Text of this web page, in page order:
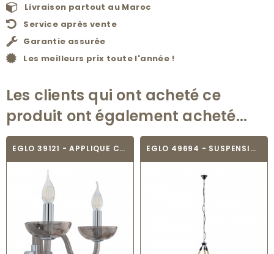
Livraison partout au Maroc
Service après vente
Garantie assurée
Les meilleurs prix toute l'année !
Les clients qui ont acheté ce
produit ont également acheté...
EGLO 39121 - APPLIQUE CHANDELIER - FALCADO EGLO 49694 - SUSPENSION - FINDLAY